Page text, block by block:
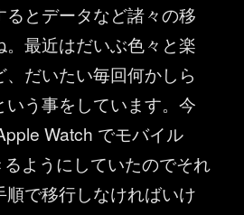
るとデータなど諸々の移
最近はだいぶ色々と楽
だいたい毎回何かしら
う事をしています。今
Watch でモバイル
ようにしていたのでそれ
順で移行しなければいけ